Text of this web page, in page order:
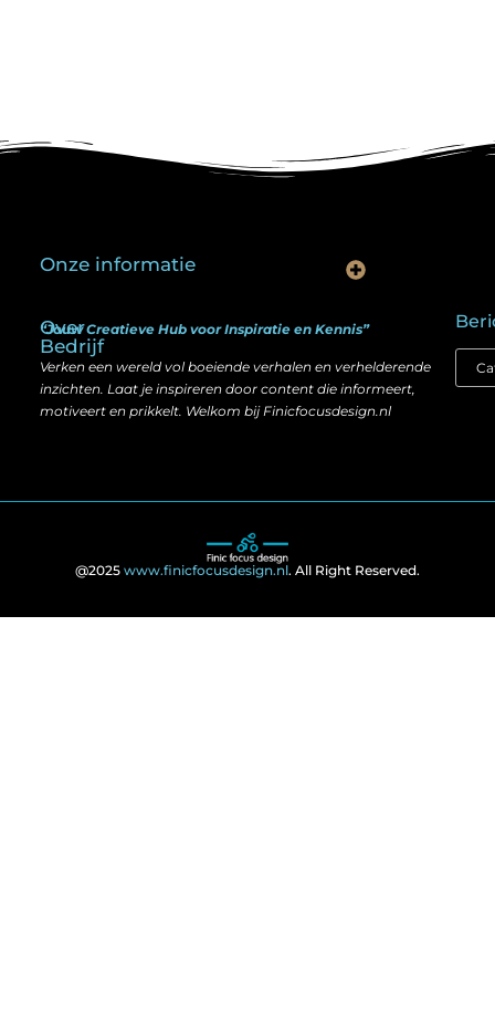
Over
Bedrijf
“Jouw Creatieve Hub voor Inspiratie en Kennis”
Verken een wereld vol boeiende verhalen en verhelderende
inzichten. Laat je inspireren door content die informeert,
motiveert en prikkelt. Welkom bij Finicfocusdesign.nl
Onze informatie
@2025 www.finicfocusdesign.nl. All Right Reserved.